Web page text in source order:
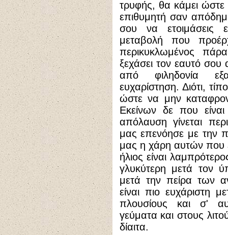
τρυφής, θα κάμει
επιθυμητή σαν
σου να ετοιμάσεις
μεταβολή που
περικυκλωμένος
ξεχάσει τον εαυτό
από φιληδονία
ευχαρίστηση. Διότι,
ώστε να μην
Εκείνων δε που
απόλαυση γίνεται
μας επενόησε με την
μας η χάρη αυτών που
ήλιος είναι
γλυκύτερη μετά τον
μετά την πείρα των
είναι πιο ευχάριστη
πλουσίους και σ'
γεύματα και στους
δίαιτα.